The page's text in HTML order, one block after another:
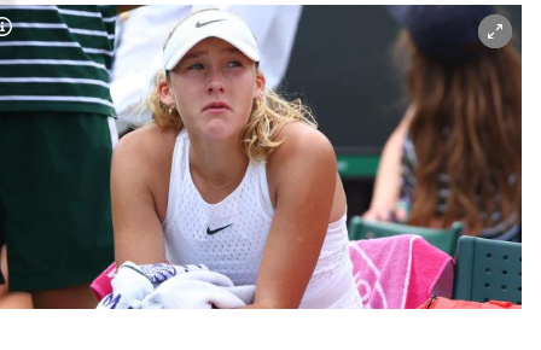
Untermenü
Untermenü
Untermenü
Untermenü
Untermenü
Untermenü
Copyright-Hinweis öffnen/schließen